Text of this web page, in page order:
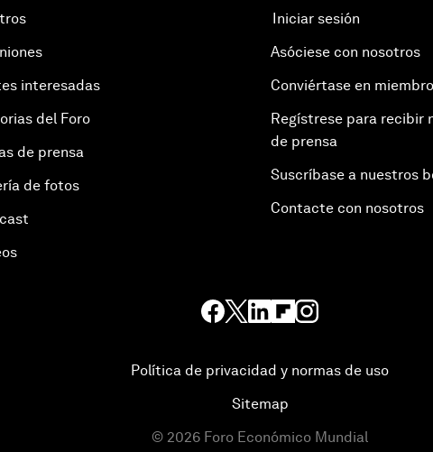
interesadas
del Foro
de prensa
de fotos
Iniciar sesión
Asóciese con nosotros
Conviértase en miembro
Regístrese para recibir
de prensa
Suscríbase a nuestros
Contacte con nosotros
Política de privacidad y normas de uso
Sitemap
© 2026 Foro Económico Mundial